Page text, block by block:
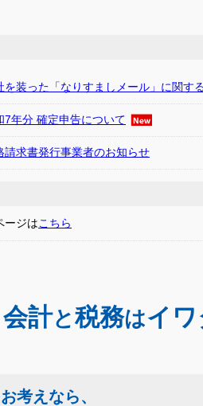
を装った「なりすましメール」に関す
7年分 確定申告について
請求書発行事業者のお知らせ
ージは こちら
会計と税務はイ
考えなら、